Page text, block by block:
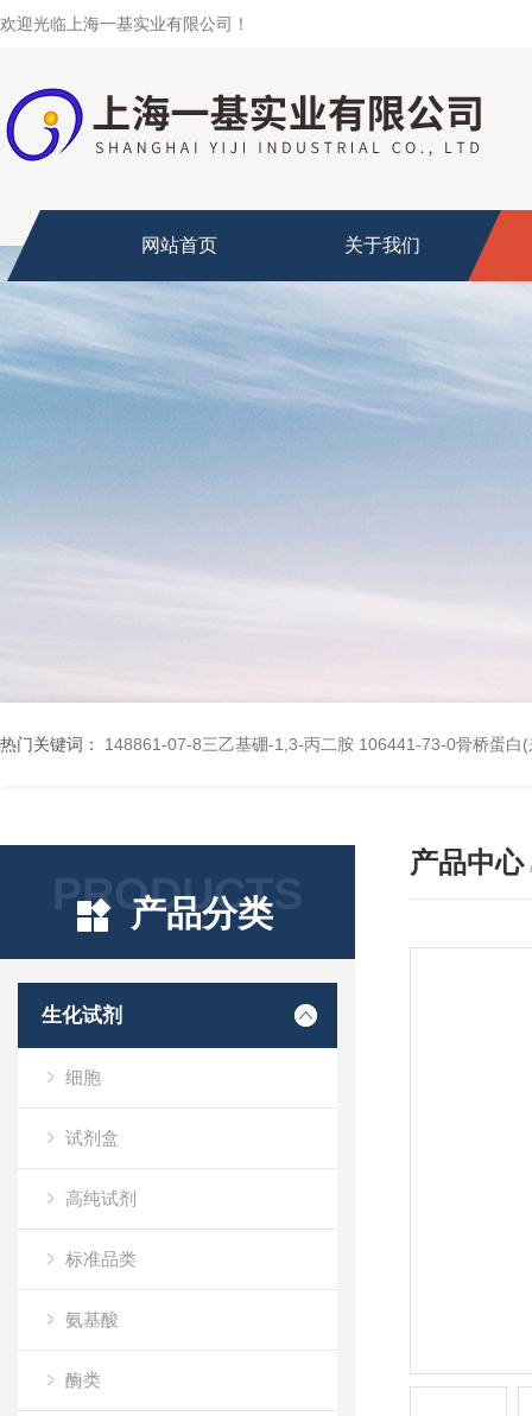
欢迎光临上海一基实业有限公司！
网站首页 关于我们
热门关键词： 148861-07-8三乙基硼-1,3-丙二胺 106441-73-0骨桥蛋白
PRODUCTS
产品分类
生化试剂
细胞
试剂盒
高纯试剂
标准品类
氨基酸
酶类
产品中心